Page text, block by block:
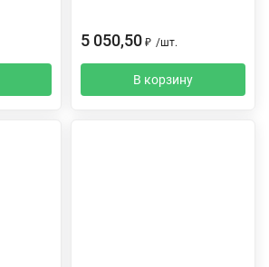
5 050,50 ₽ /шт.
В корзину